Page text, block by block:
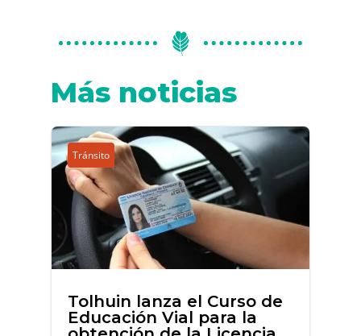
Más noticias
Tránsito
Tolhuin lanza el Curso de
Educación Vial para la